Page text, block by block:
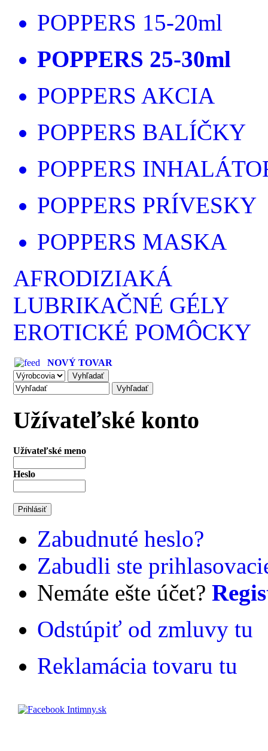
POPPERS 15-20ml
POPPERS 25-30ml
POPPERS AKCIA
POPPERS BALÍČKY
POPPERS
POPPERS PRÍVESKY
POPPERS MASKA
AFRODIZIAKÁ
LUBRIKAČNÉ GÉLY
EROTICKÉ POMÔCKY
NOVÝ TOVAR
Užívateľské konto
Užívateľské meno
Heslo
Zabudnuté heslo?
Zabudli ste
Nemáte ešte účet?
Odstúpiť od zmluvy tu
Reklamácia tovaru tu